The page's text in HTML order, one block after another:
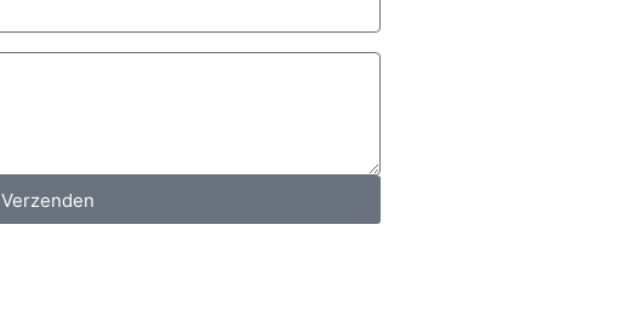
Verzenden